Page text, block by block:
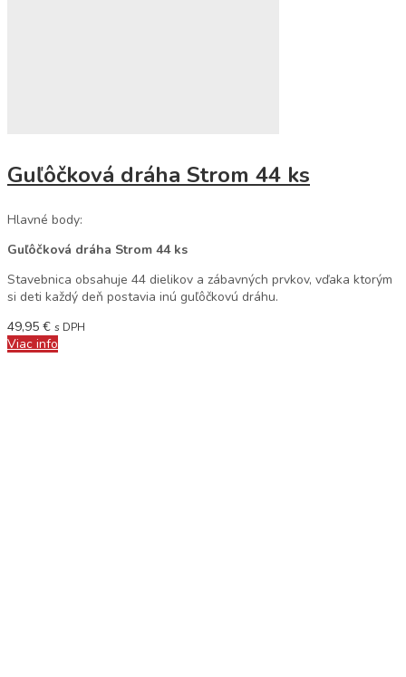
Guľôčková dráha Strom 44 ks
Hlavné body:
Guľôčková dráha Strom 44 ks
Stavebnica obsahuje 44 dielikov a zábavných prvkov, vďaka ktorým
si deti každý deň postavia inú guľôčkovú dráhu.
49,95 € s DPH
Viac info